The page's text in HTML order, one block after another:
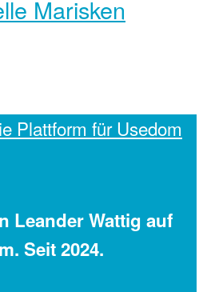
Marisken
Leander Wattig auf
Seit 2024.